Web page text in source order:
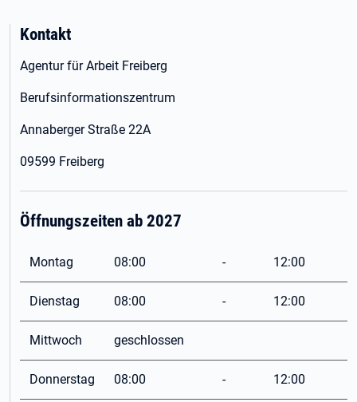
Kontakt
Agentur für Arbeit Freiberg
Berufsinformationszentrum
Annaberger Straße 22A
09599 Freiberg
Öffnungszeiten ab 2027
Montag 08:00 - 12:00
Dienstag 08:00 - 12:00
Mittwoch geschlossen
Donnerstag 08:00 - 12:00